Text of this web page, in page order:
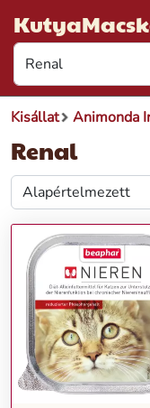
Kisállat Animonda
Renal